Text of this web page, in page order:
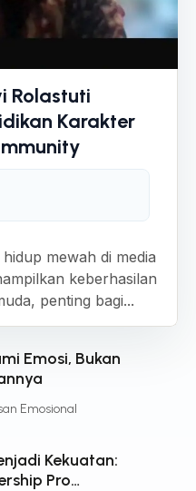
Rolastuti
Karakter
mewah di media
keberhasilan
penting bagi...
Emosi, Bukan
Emosional
Kekuatan:
Pro